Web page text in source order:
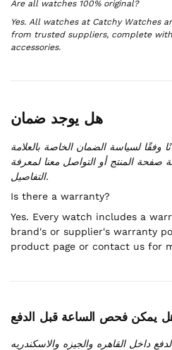
Are all watches 100% original?
Yes. All watches at Catchy Watches
from trusted suppliers, complete
accessories.
هل يوجد ضمان
لسياسة الضمان الخاصة بالعلامة
صفحة المنتج أو التواصل معنا لمعرفة
التفاصيل.
Is there a warranty?
Yes. Every watch includes a
brand's or supplier's warranty
product page or contact us for
يمكن فحص الساعة قبل الدفع
داخل القاهره والجيزه والاسكندريه